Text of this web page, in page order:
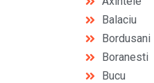
Balaciu
Bordusani
Boranesti
Bucu